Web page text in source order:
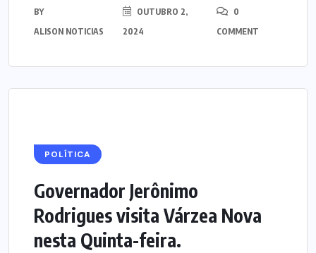
BY
ALISON NOTICIAS
OUTUBRO 2,
2024
0
COMMENT
POLÍTICA
Governador Jerônimo
Rodrigues visita Várzea Nova
nesta Quinta-feira.